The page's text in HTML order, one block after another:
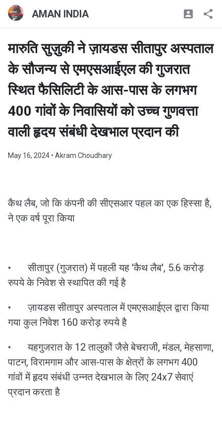
AMAN INDIA
मारुति सुज़ुकी ने ज़ायडस सीतापुर अस्पताल
के सौजन्य से एमएसआईएल की गुजरात
स्थित फैसिलिटी के आस-पास के लगभग
400 गांवों के निवासियों को उच्च गुणवत्ता
वाली हृदय संबंधी देखभाल प्रदान की
May 16, 2024 • Akram Choudhary
कैथ लैब, जो कि कंपनी की सीएसआर पहल का एक हिस्सा है,
ने एक वर्ष पूरा किया
•
सीतापुर (गुजरात) में पहली यह 'कैथ लैब', 5.6 करोड़
रुपये के निवेश से स्थापित की गई है
•
ज़ायडस सीतापुर अस्पताल में एमएसआईएल द्वारा किया
गया कुल निवेश 160 करोड़ रुपये है
•
यहगुजरात के 12 तालुकों जैसे बेचराजी, मंडल, मेहसाणा,
पाटन, विरामगाम और आस-पास के क्षेत्रों के लगभग 400
गांवों में हृदय संबंधी उन्नत देखभाल के लिए 24x7 सेवाएं
प्रदान करता है